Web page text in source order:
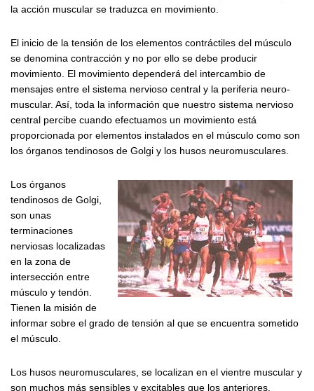
la acción muscular se traduzca en movimiento.
El inicio de la tensión de los elementos contráctiles del músculo
se denomina contracción y no por ello se debe producir
movimiento. El movimiento dependerá del intercambio de
mensajes entre el sistema nervioso central y la periferia neuro-
muscular. Así, toda la información que nuestro sistema nervioso
central percibe cuando efectuamos un movimiento está
proporcionada por elementos instalados en el músculo como son
los órganos tendinosos de Golgi y los husos neuromusculares.
Los órganos
tendinosos de Golgi,
son unas
terminaciones
nerviosas localizadas
en la zona de
intersección entre
músculo y tendón.
Tienen la misión de
informar sobre el grado de tensión al que se encuentra sometido
el músculo.
Los husos neuromusculares, se localizan en el vientre muscular y
son muchos más sensibles y excitables que los anteriores.